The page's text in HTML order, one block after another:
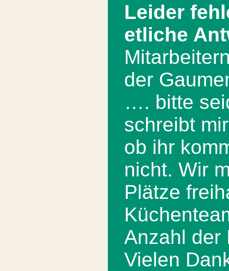
Leider
etliche
der
…. bitte
schreibt
ob ihr
nicht. Wir
Plätze
Anzahl der
Vielen